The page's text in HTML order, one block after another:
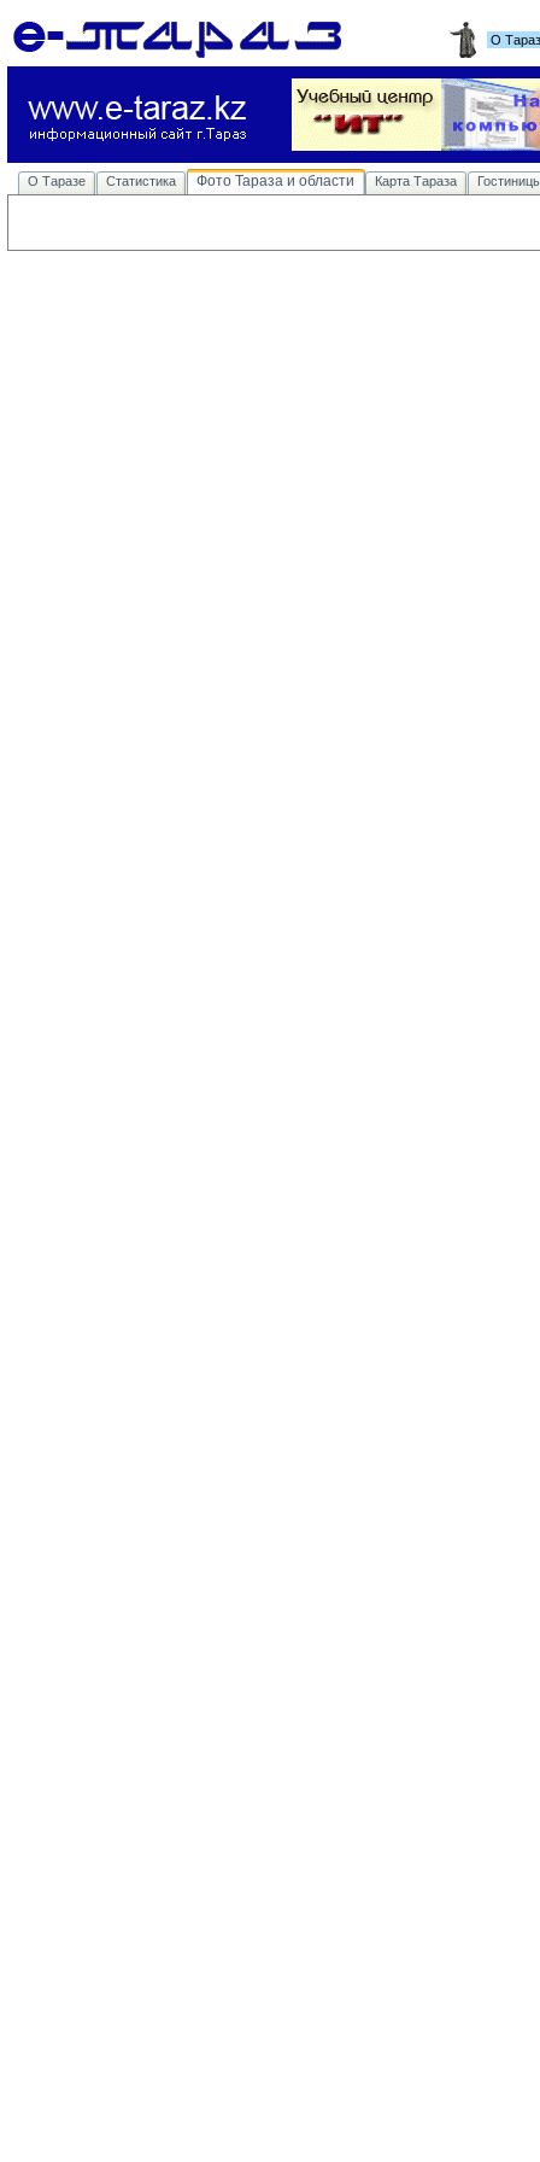
О
О Таразе Статистика Фото Тараза и области Карта Тараза